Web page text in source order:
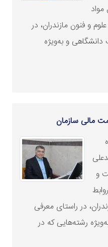
و فنون مازندران، در
و به‌ویژه
مالی سازمان
و
در راستای معرفی
رشته‌هایی که در